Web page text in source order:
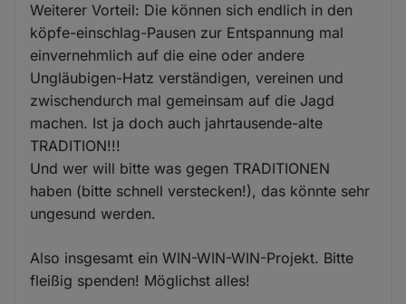
Weiterer Vorteil: Die können sich endlich in den
köpfe-einschlag-Pausen zur Entspannung mal
einvernehmlich auf die eine oder andere
Ungläubigen-Hatz verständigen, vereinen und
zwischendurch mal gemeinsam auf die Jagd
machen. Ist ja doch auch jahrtausende-alte
TRADITION!!!
Und wer will bitte was gegen TRADITIONEN
haben (bitte schnell verstecken!), das könnte sehr
ungesund werden.
Also insgesamt ein WIN-WIN-WIN-Projekt. Bitte
fleißig spenden! Möglichst alles!